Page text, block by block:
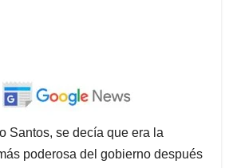
Santos, se decía que era la
poderosa del gobierno después